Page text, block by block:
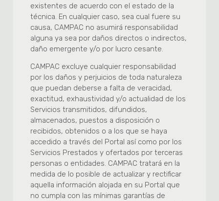
existentes de acuerdo con el estado de la
técnica. En cualquier caso, sea cual fuere su
causa, CAMPAC no asumirá responsabilidad
alguna ya sea por daños directos o indirectos,
daño emergente y/o por lucro cesante.
CAMPAC excluye cualquier responsabilidad
por los daños y perjuicios de toda naturaleza
que puedan deberse a falta de veracidad,
exactitud, exhaustividad y/o actualidad de los
Servicios transmitidos, difundidos,
almacenados, puestos a disposición o
recibidos, obtenidos o a los que se haya
accedido a través del Portal así como por los
Servicios Prestados y ofertados por terceras
personas o entidades. CAMPAC tratará en la
medida de lo posible de actualizar y rectificar
aquella información alojada en su Portal que
no cumpla con las mínimas garantías de